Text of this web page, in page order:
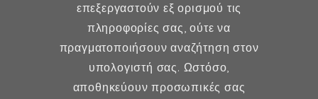
Γυναικολογία
Υποβοηθούμενη Αναπαραγωγή
Μαιευτική
επεξεργαστούν εξ ορισμού τις
πληροφορίες σας, ούτε να
πραγματοποιήσουν αναζήτηση στον
υπολογιστή σας. Ωστόσο,
αποθηκεύουν προσωπικές σας